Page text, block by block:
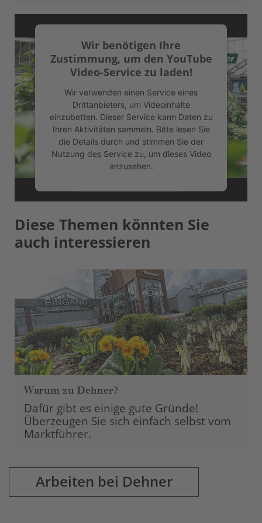
Wir benötigen Ihre
Zustimmung, um den YouTube
Video-Service zu laden!
Wir verwenden einen Service eines
Drittanbieters, um Videoinhalte
einzubetten. Dieser Service kann Daten zu
Ihren Aktivitäten sammeln. Bitte lesen Sie
die Details durch und stimmen Sie der
Nutzung des Service zu, um dieses Video
anzusehen.
Mehr Informationen
Akzeptieren
Diese Themen könnten Sie
auch interessieren
Warum zu Dehner?
Dafür gibt es einige gute Gründe!
Überzeugen Sie sich einfach selbst vom
Marktführer.
Arbeiten bei Dehner